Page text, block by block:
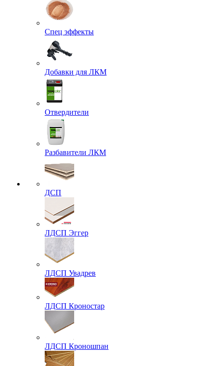
Спец эффекты
Добавки для ЛКМ
Отвердители
Разбавители ЛКМ
ДСП
ЛДСП Эггер
ЛДСП Увадрев
ЛДСП Кроностар
ЛДСП Кроношпан